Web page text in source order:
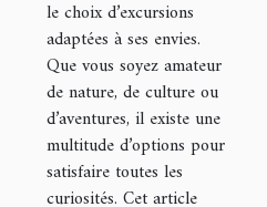
Maurice ?
le choix d’excursions
adaptées à ses envies.
Que vous soyez amateur
de nature, de culture ou
d’aventures, il existe une
multitude d’options pour
satisfaire toutes les
curiosités. Cet article